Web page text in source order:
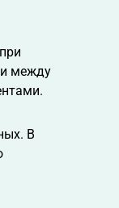
между
В